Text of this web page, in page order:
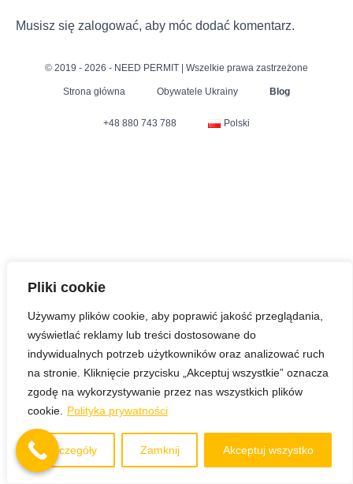
Pliki cookie
Używamy plików cookie, aby poprawić jakość przeglądania,
wyświetlać reklamy lub treści dostosowane do
indywidualnych potrzeb użytkowników oraz analizować ruch
na stronie. Kliknięcie przycisku „Akceptuj wszystkie” oznacza
zgodę na wykorzystywanie przez nas wszystkich plików
cookie.
Polityka prywatności
Szczegóły Zamknij Akceptuj wszystko
Musisz się zalogować, aby móc dodać komentarz.
© 2019 - 2026 - NEED PERMIT | Wszelkie prawa zastrzeżone
Strona główna Obywatele Ukrainy Blog
+48 880 743 788 Polski